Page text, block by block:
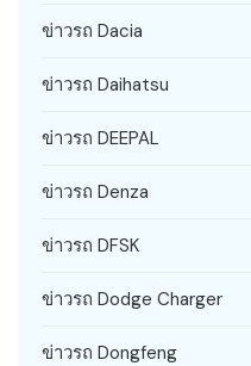
ข่าวรถ Dacia
ข่าวรถ Daihatsu
ข่าวรถ DEEPAL
ข่าวรถ Denza
ข่าวรถ DFSK
ข่าวรถ Dodge Charger
ข่าวรถ Dongfeng